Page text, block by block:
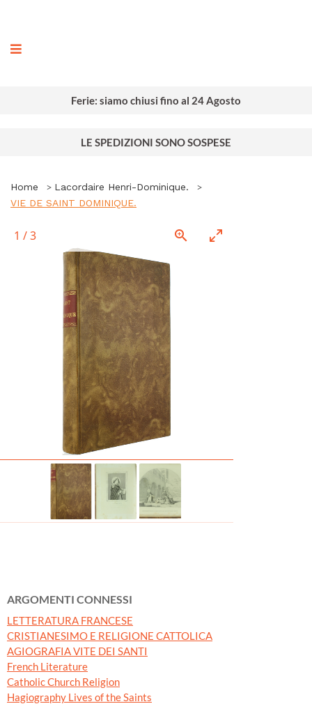
Ferie: siamo chiusi fino al 24 Agosto
LE SPEDIZIONI SONO SOSPESE
Home
Lacordaire Henri-Dominique.
VIE DE SAINT DOMINIQUE.
1 /3
ARGOMENTI CONNESSI
LETTERATURA FRANCESE
CRISTIANESIMO E RELIGIONE CATTOLICA
AGIOGRAFIA VITE DEI SANTI
French Literature
Catholic Church Religion
Hagiography Lives of the Saints